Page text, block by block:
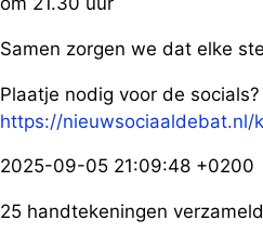
Samen zorgen we dat elke
Plaatje nodig voor de
https://nieuwsociaaldebat.nl/
2025-09-05 21:09:48 +0200
25 handtekeningen verzameld